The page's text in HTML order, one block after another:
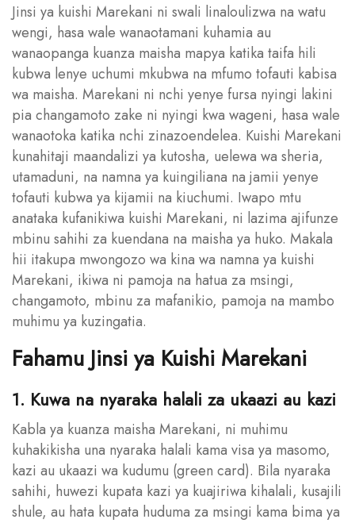
Jinsi ya kuishi Marekani ni swali linaloulizwa na watu
wengi, hasa wale wanaotamani kuhamia au
wanaopanga kuanza maisha mapya katika taifa hili
kubwa lenye uchumi mkubwa na mfumo tofauti kabisa
wa maisha. Marekani ni nchi yenye fursa nyingi lakini
pia changamoto zake ni nyingi kwa wageni, hasa wale
wanaotoka katika nchi zinazoendelea. Kuishi Marekani
kunahitaji maandalizi ya kutosha, uelewa wa sheria,
utamaduni, na namna ya kuingiliana na jamii yenye
tofauti kubwa ya kijamii na kiuchumi. Iwapo mtu
anataka kufanikiwa kuishi Marekani, ni lazima ajifunze
mbinu sahihi za kuendana na maisha ya huko. Makala
hii itakupa mwongozo wa kina wa namna ya kuishi
Marekani, ikiwa ni pamoja na hatua za msingi,
changamoto, mbinu za mafanikio, pamoja na mambo
muhimu ya kuzingatia.
Fahamu Jinsi ya Kuishi Marekani
1. Kuwa na nyaraka halali za ukaazi au kazi
Kabla ya kuanza maisha Marekani, ni muhimu
kuhakikisha una nyaraka halali kama visa ya masomo,
kazi au ukaazi wa kudumu (green card). Bila nyaraka
sahihi, huwezi kupata kazi ya kuajiriwa kihalali, kusajili
shule, au hata kupata huduma za msingi kama bima ya